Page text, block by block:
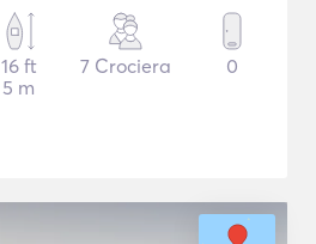
16 ft
5 m
7 Crociera 0